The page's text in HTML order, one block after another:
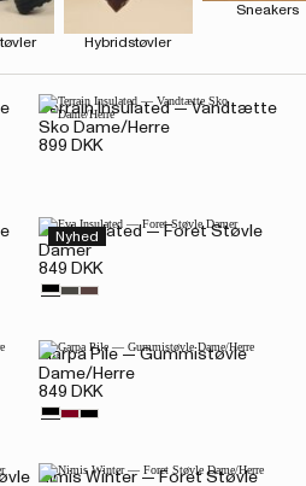
Hybridstøvler
Sneakers
Terrain Insulated — Vandtætte
Sko Dame/Herre
899 DKK
Nyhed
Eva Insulated — Foret Støvle
Damer
849 DKK
Garpa Pile — Gummistøvle
Dame/Herre
849 DKK
Nimis Winter — Foret Støvle